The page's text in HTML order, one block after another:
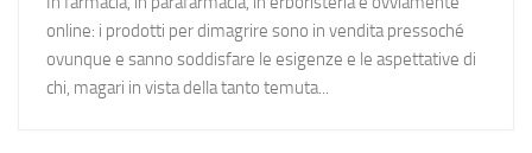
online: i prodotti per dimagrire sono in vendita pressoché
ovunque e sanno soddisfare le esigenze e le aspettative di
chi, magari in vista della tanto temuta...